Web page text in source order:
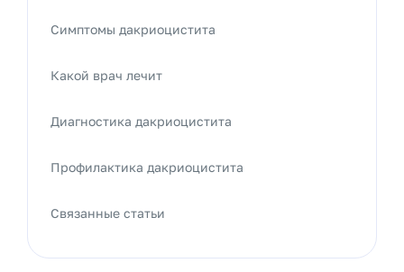
Симптомы дакриоцистита
Какой врач лечит
Диагностика дакриоцистита
Профилактика дакриоцистита
Связанные статьи